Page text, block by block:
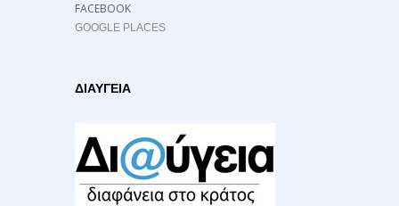
FACEBOOK
GOOGLE PLACES
ΔΙΑΥΓΕΙΑ